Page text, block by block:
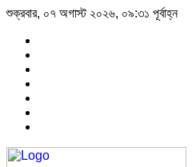
শুক্রবার, ০৭ অগাস্ট ২০২৬, ০৯:৩১ পূর্বাহ্ন